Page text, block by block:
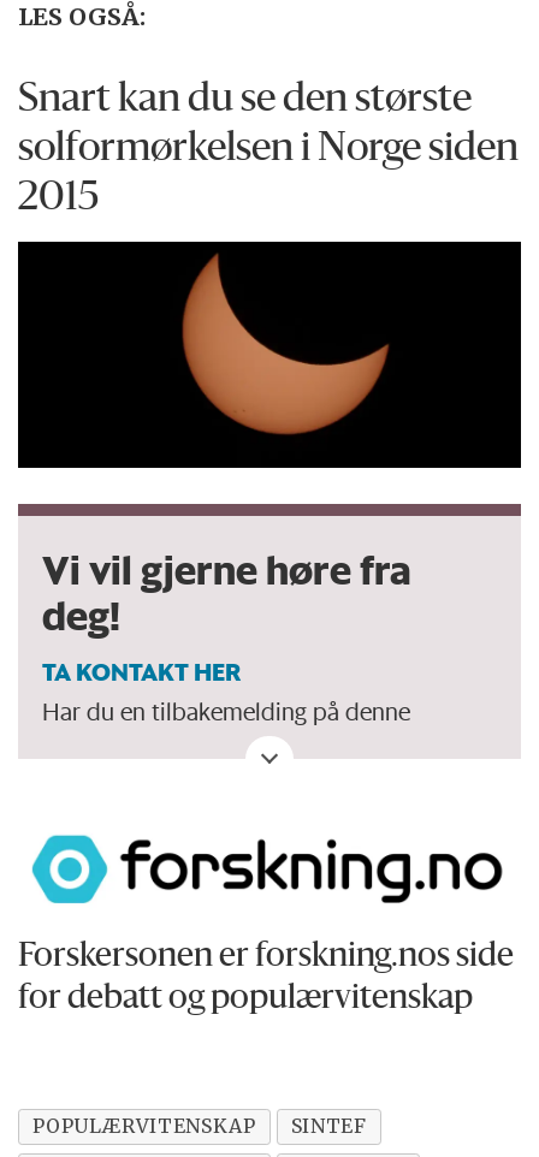
LES OGSÅ:
Snart kan du se den største
sol­formørkelsen i Norge siden
2015
Vi vil gjerne høre fra
deg!
TA KONTAKT HER
Har du en tilbakemelding på denne
artikkelen. Eller spørsmål, ros eller kritikk?
Forskersonen er forskning.nos side
for debatt og populærvitenskap
POPULÆRVITENSKAP
SINTEF